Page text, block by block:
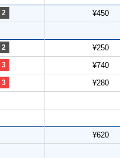
2 ¥450
2 ¥250
3 ¥740
3 ¥280
¥620